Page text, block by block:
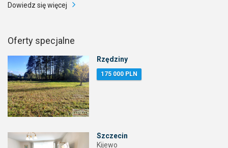
Dowiedz się więcej
Oferty specjalne
Rzędziny
175 000 PLN
Szczecin
Kijewo